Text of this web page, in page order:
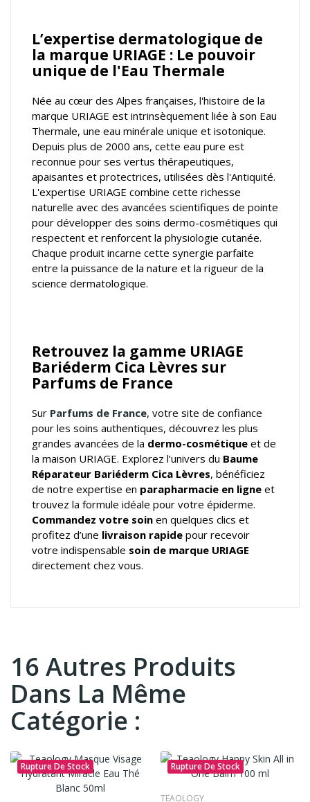
L’expertise dermatologique de
la marque URIAGE : Le pouvoir
unique de l'Eau Thermale
Née au cœur des Alpes françaises, l'histoire de la
marque URIAGE est intrinsèquement liée à son Eau
Thermale, une eau minérale unique et isotonique.
Depuis plus de 2000 ans, cette eau pure est
reconnue pour ses vertus thérapeutiques,
apaisantes et protectrices, utilisées dès l'Antiquité.
L'expertise URIAGE combine cette richesse
naturelle avec des avancées scientifiques de pointe
pour développer des soins dermo-cosmétiques qui
respectent et renforcent la physiologie cutanée.
Chaque produit incarne cette synergie parfaite
entre la puissance de la nature et la rigueur de la
science dermatologique.
Retrouvez la gamme URIAGE
Bariéderm Cica Lèvres sur
Parfums de France
Sur Parfums de France, votre site de confiance
pour les soins authentiques, découvrez les plus
grandes avancées de la dermo-cosmétique et de
la maison URIAGE. Explorez l’univers du Baume
Réparateur Bariéderm Cica Lèvres, bénéficiez
de notre expertise en parapharmacie en ligne et
trouvez la formule idéale pour votre épiderme.
Commandez votre soin en quelques clics et
profitez d’une livraison rapide pour recevoir
votre indispensable soin de marque URIAGE
directement chez vous.
16 Autres Produits
Dans La Même
Catégorie :
Rupture De Stock Rupture De Stock
TEAOLOGY